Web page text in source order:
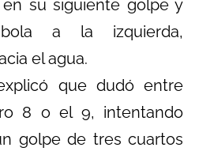
su siguiente golpe y
a la izquierda,
el agua.
que dudó entre
8 o el 9, intentando
golpe de tres cuartos